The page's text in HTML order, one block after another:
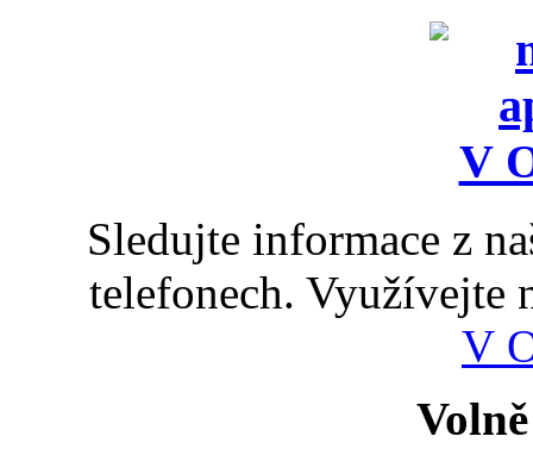
Sledujte informace z
telefonech. Využívejte
V